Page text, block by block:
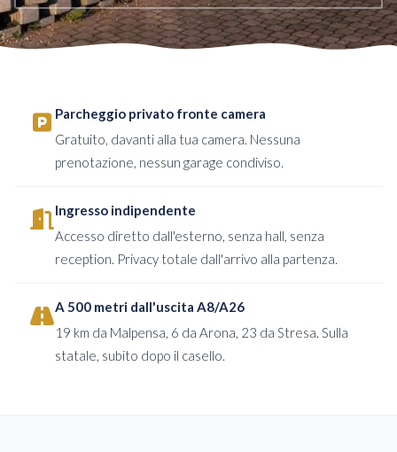
Parcheggio privato fronte camera
Gratuito, davanti alla tua camera. Nessuna
prenotazione, nessun garage condiviso.
Ingresso indipendente
Accesso diretto dall'esterno, senza hall, senza
reception. Privacy totale dall'arrivo alla partenza.
A 500 metri dall'uscita A8/A26
19 km da Malpensa, 6 da Arona, 23 da Stresa. Sulla
statale, subito dopo il casello.